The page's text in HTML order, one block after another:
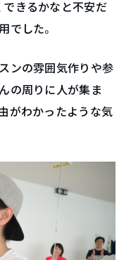
きるかなと不安だ
でした。
ンの雰囲気作りや参
の周りに人が集ま
がわかったような気